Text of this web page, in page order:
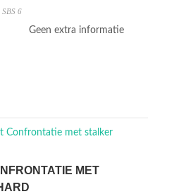
SBS 6
Geen extra informatie
MET